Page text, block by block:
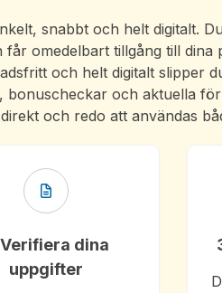
snabbt och helt digitalt.
omedelbart tillgång till dina
och helt digitalt slipper
och aktuella
och redo att användas
Verifiera dina
uppgifter